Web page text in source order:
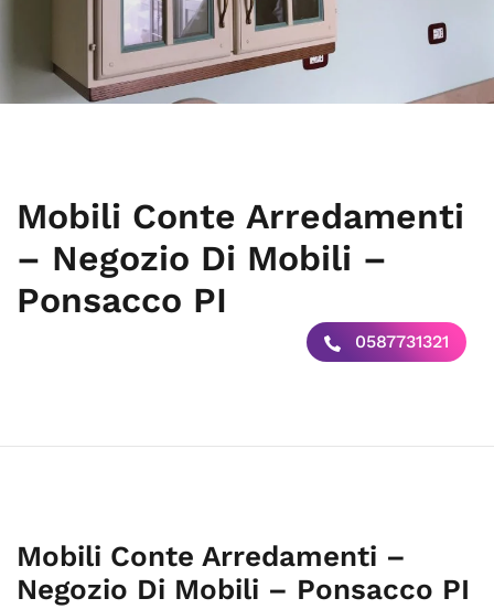
Mobili Conte Arredamenti
– Negozio Di Mobili –
Ponsacco PI
0587731321
Mobili Conte Arredamenti –
Negozio Di Mobili – Ponsacco PI